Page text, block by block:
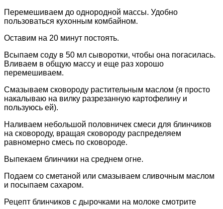
Перемешиваем до однородной массы. Удобно
пользоваться кухонным комбайном.
Оставим на 20 минут постоять.
Всыпаем соду в 50 мл сыворотки, чтобы она погасилась.
Вливаем в общую массу и еще раз хорошо
перемешиваем.
Смазываем сковороду растительным маслом (я просто
накалываю на вилку разрезанную картофелину и
пользуюсь ей).
Наливаем небольшой половничек смеси для блинчиков
на сковороду, вращая сковороду распределяем
равномерно смесь по сковороде.
Выпекаем блинчики на среднем огне.
Подаем со сметаной или смазываем сливочным маслом
и посыпаем сахаром.
Рецепт блинчиков с дырочками на молоке смотрите